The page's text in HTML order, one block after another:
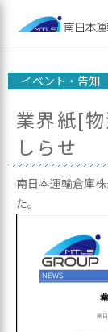
イベント・告知
業界紙[
しらせ
南日本運輸倉庫
た。